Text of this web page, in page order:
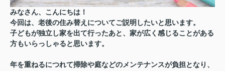
みなさん、こんにちは！
今回は、老後の住み替えについてご説明したいと思います。
子どもが独立し家を出て行ったあと、家が広く感じることがある
方もいらっしゃると思います。
年を重ねるにつれて掃除や庭などのメンテナンスが負担となり、